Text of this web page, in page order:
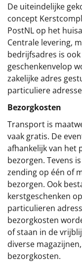
De uiteindelijke
concept
PostNL op het
Centrale levering,
bedrijfsadres is
geschenkenvelop
zakelijke adres
particuliere
Bezorgkosten
Transport is
vaak gratis. De
afhankelijk van het
bezorgen. Tevens
zending op één of
bezorgen. Ook
kerstgeschenken
particulieren
bezorgkosten
of staan in de
diverse
bezorgkosten.